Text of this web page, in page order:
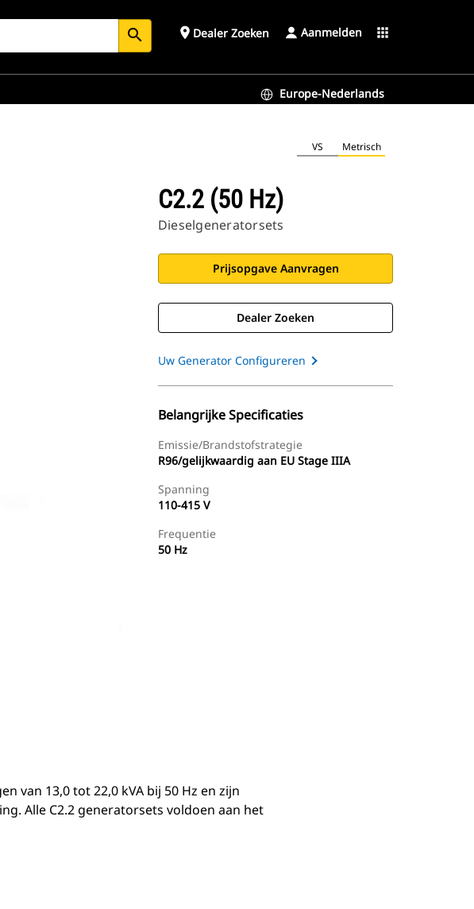
search place Dealer Zoeken Aanmelden apps
Europe-Nederlands
VS Metrisch
C2.2 (50 Hz)
Dieselgeneratorsets
Prijsopgave Aanvragen
Dealer Zoeken
Uw Generator Configureren
Belangrijke Specificaties
Emissie/brandstofstrategie
R96/gelijkwaardig aan EU Stage IIIA
Spanning
110-415 V
Frequentie
50 Hz
van 13,0 tot 22,0 kVA bij 50 Hz en zijn
Alle C2.2 generatorsets voldoen aan het